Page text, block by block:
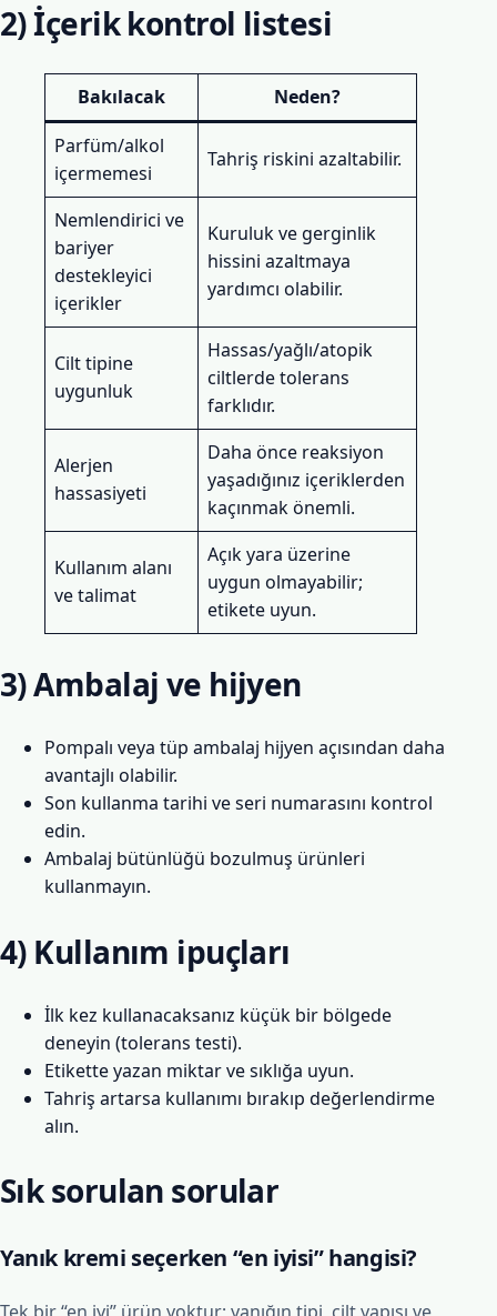
2) İçerik kontrol listesi
Bakılacak
Neden?
Parfüm/alkol
içermemesi
Tahriş riskini azaltabilir.
Nemlendirici ve
bariyer
destekleyici
içerikler
Kuruluk ve gerginlik
hissini azaltmaya
yardımcı olabilir.
Cilt tipine
uygunluk
Hassas/yağlı/atopik
ciltlerde tolerans
farklıdır.
Alerjen
hassasiyeti
Daha önce reaksiyon
yaşadığınız içeriklerden
kaçınmak önemli.
Kullanım alanı
ve talimat
Açık yara üzerine
uygun olmayabilir;
etikete uyun.
3) Ambalaj ve hijyen
Pompalı veya tüp ambalaj hijyen açısından daha
avantajlı olabilir.
Son kullanma tarihi ve seri numarasını kontrol
edin.
Ambalaj bütünlüğü bozulmuş ürünleri
kullanmayın.
4) Kullanım ipuçları
İlk kez kullanacaksanız küçük bir bölgede
deneyin (tolerans testi).
Etikette yazan miktar ve sıklığa uyun.
Tahriş artarsa kullanımı bırakıp değerlendirme
alın.
Sık sorulan sorular
Yanık kremi seçerken “en iyisi” hangisi?